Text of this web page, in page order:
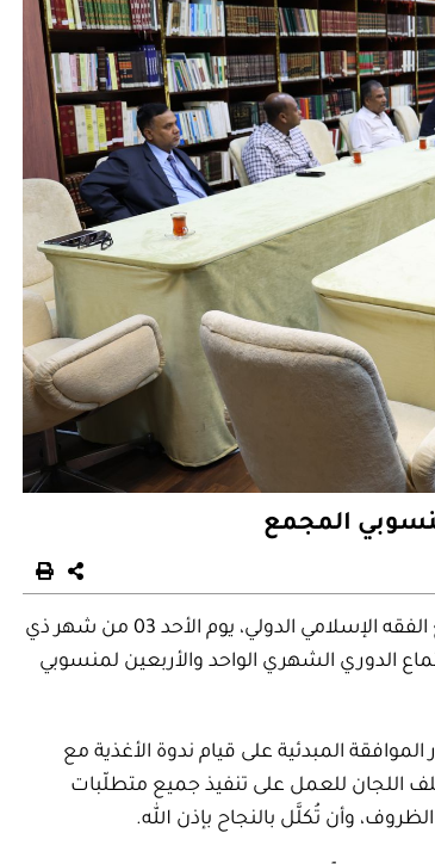
المجمع
الإسلامي الدولي، يوم الأحد 03من شهر ذي
الدوري الشهري الواحد والأربعين لمنسوبي
الموافقةالمبدئية على قيام ندوة الأغذية مع
اللجان للعمل على تنفيذ جميع متطلّبات
وأن تُكلَّل بالنجاح بإذن الله.